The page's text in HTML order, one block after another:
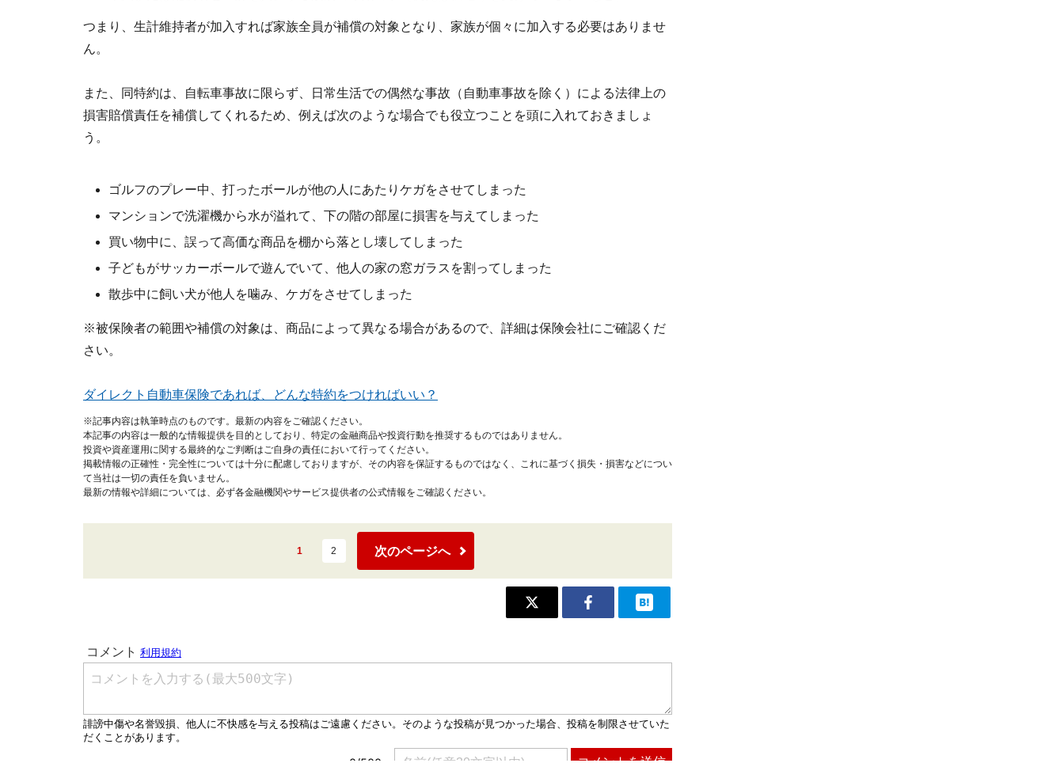
つまり、生計維持者が加入すれば家族全員が補償の対象となり、家族が個々に加入する必要はありませ
ん。
また、同特約は、自転車事故に限らず、日常生活での偶然な事故（自動車事故を除く）による法律上の
損害賠償責任を補償してくれるため、例えば次のような場合でも役立つことを頭に入れておきましょ
う。
ゴルフのプレー中、打ったボールが他の人にあたりケガをさせてしまった
マンションで洗濯機から水が溢れて、下の階の部屋に損害を与えてしまった
買い物中に、誤って高価な商品を棚から落とし壊してしまった
子どもがサッカーボールで遊んでいて、他人の家の窓ガラスを割ってしまった
散歩中に飼い犬が他人を噛み、ケガをさせてしまった
※被保険者の範囲や補償の対象は、商品によって異なる場合があるので、詳細は保険会社にご確認くだ
さい。
ダイレクト自動車保険であれば、どんな特約をつければいい？
※記事内容は執筆時点のものです。最新の内容をご確認ください。
本記事の内容は一般的な情報提供を目的としており、特定の金融商品や投資行動を推奨するものではありません。
投資や資産運用に関する最終的なご判断はご自身の責任において行ってください。
掲載情報の正確性・完全性については十分に配慮しておりますが、その内容を保証するものではなく、これに基づく損失・損害などについ
て当社は一切の責任を負いません。
最新の情報や詳細については、必ず各金融機関やサービス提供者の公式情報をご確認ください。
1 2 次のページへ